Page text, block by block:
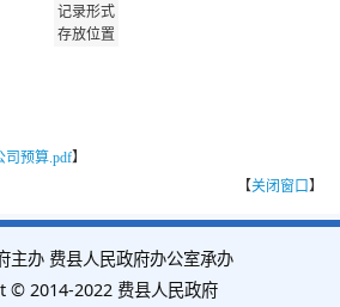
记录形式
存放位置
司预算.pdf】
【关闭窗口】
主办 费县人民政府办公室承办
© 2014-2022 费县人民政府